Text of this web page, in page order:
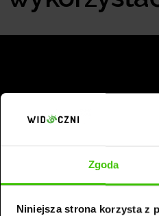
Zgoda
Niniejsza strona korzysta z